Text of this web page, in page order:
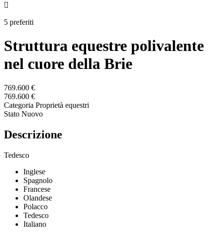

5 preferiti
Struttura equestre polivalente
nel cuore della Brie
769.600 €
769.600 €
Categoria Proprietà equestri
Stato Nuovo
Descrizione
Tedesco
Inglese
Spagnolo
Francese
Olandese
Polacco
Tedesco
Italiano